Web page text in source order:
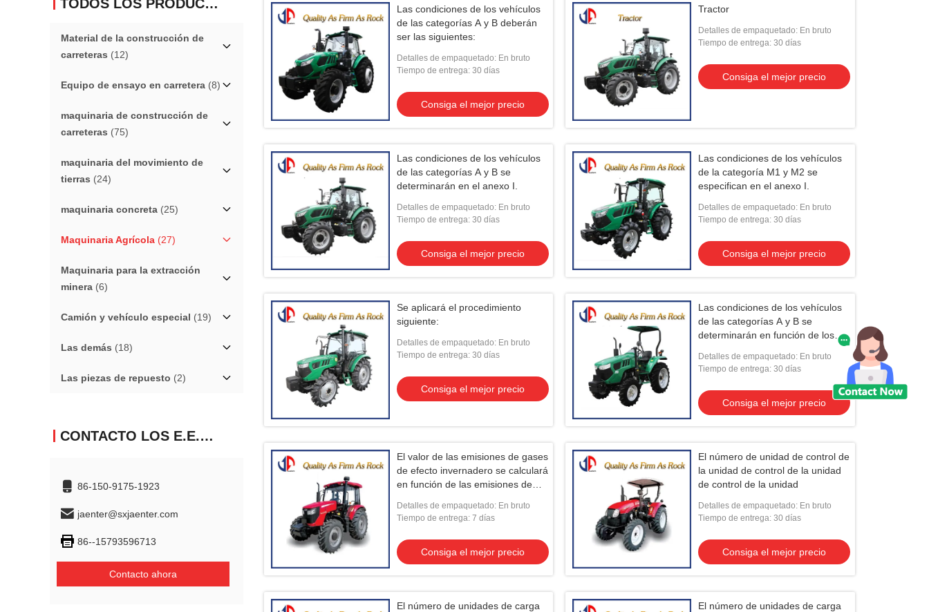
TODOS LOS PRODUCTOS
Material de la construcción de
carreteras (12)
Equipo de ensayo en carretera (8)
maquinaria de construcción de
carreteras (75)
maquinaria del movimiento de
tierras (24)
maquinaria concreta (25)
Maquinaria Agrícola (27)
Maquinaria para la extracción
minera (6)
Camión y vehículo especial (19)
Las demás (18)
Las piezas de repuesto (2)
CONTACTO LOS E.E.U.U.
86-150-9175-1923
jaenter@sxjaenter.com
86--15793596713
Contacto ahora
Las condiciones de los vehículos
de las categorías A y B deberán
ser las siguientes:
Detalles de empaquetado: En bruto
Tiempo de entrega: 30 días
Consiga el mejor precio
Tractor
Detalles de empaquetado: En bruto
Tiempo de entrega: 30 días
Consiga el mejor precio
Las condiciones de los vehículos
de las categorías A y B se
determinarán en el anexo I.
Detalles de empaquetado: En bruto
Tiempo de entrega: 30 días
Consiga el mejor precio
Las condiciones de los vehículos
de la categoría M1 y M2 se
especifican en el anexo I.
Detalles de empaquetado: En bruto
Tiempo de entrega: 30 días
Consiga el mejor precio
Se aplicará el procedimiento
siguiente:
Detalles de empaquetado: En bruto
Tiempo de entrega: 30 días
Consiga el mejor precio
Las condiciones de los vehículos
de las categorías A y B se
determinarán en función de los
Detalles de empaquetado: En bruto
Tiempo de entrega: 30 días
Consiga el mejor precio
El valor de las emisiones de gases
de efecto invernadero se calculará
en función de las emisiones de
Detalles de empaquetado: En bruto
Tiempo de entrega: 7 días
Consiga el mejor precio
El número de unidad de control de
la unidad de control de la unidad
de control de la unidad
Detalles de empaquetado: En bruto
Tiempo de entrega: 30 días
Consiga el mejor precio
El número de unidades de carga
El número de unidades de carga